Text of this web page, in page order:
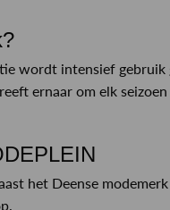
wordt intensief gebruik
ernaar om elk
het Deense